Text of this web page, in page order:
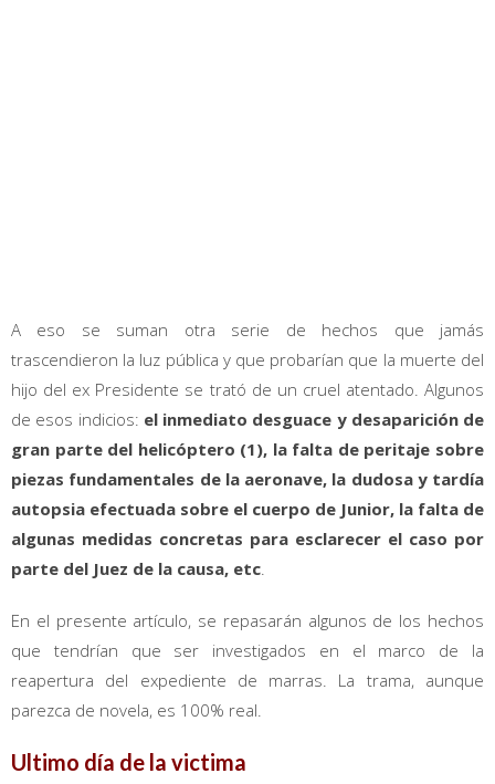
A eso se suman otra serie de hechos que jamás
trascendieron la luz pública y que probarían que la muerte del
hijo del ex Presidente se trató de un cruel atentado. Algunos
de esos indicios: el inmediato desguace y desaparición de
gran parte del helicóptero (1), la falta de peritaje sobre
piezas fundamentales de la aeronave, la dudosa y tardía
autopsia efectuada sobre el cuerpo de Junior, la falta de
algunas medidas concretas para esclarecer el caso por
parte del Juez de la causa, etc
En el presente artículo, se repasarán algunos de los hechos
que tendrían que ser investigados en el marco de la
reapertura del expediente de marras. La trama, aunque
parezca de novela, es 100% real.
Ultimo día de la victima